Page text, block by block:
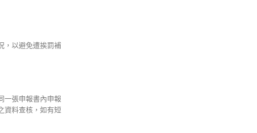
，以避免遭挨罰補
一張申報書內申報
資料查核，如有短